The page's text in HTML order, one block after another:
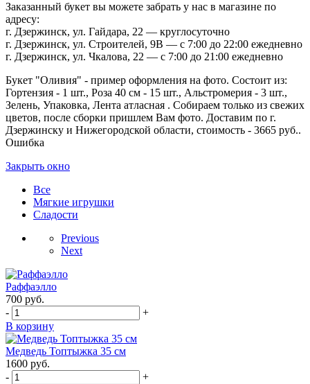
Заказанный букет вы можете забрать у нас в магазине по
адресу:
г. Дзержинск, ул. Гайдара, 22 — круглосуточно
г. Дзержинск, ул. Строителей, 9В — с 7:00 до 22:00 ежедневно
г. Дзержинск, ул. Чкалова, 22 — с 7:00 до 21:00 ежедневно
Букет "Оливия" - пример оформления на фото. Состоит из:
Гортензия - 1 шт., Роза 40 см - 15 шт., Альстромерия - 3 шт.,
Зелень, Упаковка, Лента атласная . Собираем только из свежих
цветов, после сборки пришлем Вам фото. Доставим по г.
Дзержинску и Нижегородской области, стоимость - 3665 руб..
Ошибка
Закрыть окно
Все
Мягкие игрушки
Сладости
Previous
Next
Раффаэлло
700 руб.
-
+
В корзину
Медведь Топтыжка 35 см
1600 руб.
-
+